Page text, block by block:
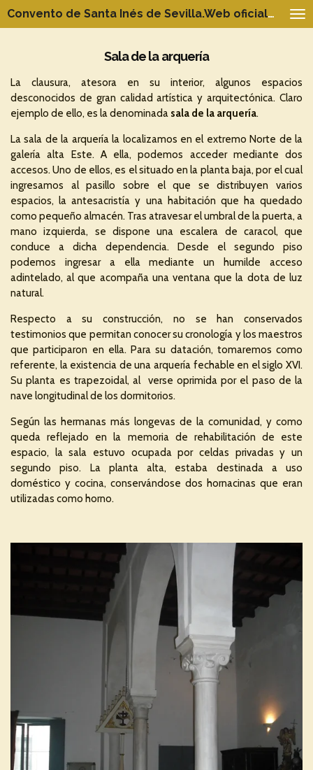
Ir
al
Convento de Santa Inés de Sevilla.Web oficial del Patrimonio
Sala de la arquería
La clausura, atesora en su interior, algunos espacios
desconocidos de gran calidad artística y arquitectónica. Claro
ejemplo de ello, es la denominada sala de la arquería.
La sala de la arquería la localizamos en el extremo Norte de la
galería alta Este. A ella, podemos acceder mediante dos
accesos. Uno de ellos, es el situado en la planta baja, por el cual
ingresamos al pasillo sobre el que se distribuyen varios
espacios, la antesacristía y una habitación que ha quedado
como pequeño almacén. Tras atravesar el umbral de la puerta, a
mano izquierda, se dispone una escalera de caracol, que
conduce a dicha dependencia. Desde el segundo piso
podemos ingresar a ella mediante un humilde acceso
adintelado, al que acompaña una ventana que la dota de luz
natural.
Respecto a su construcción, no se han conservados
testimonios que permitan conocer su cronología y los maestros
que participaron en ella. Para su datación, tomaremos como
referente, la existencia de una arquería fechable en el siglo XVI.
Su planta es trapezoidal, al verse oprimida por el paso de la
nave longitudinal de los dormitorios.
Según las hermanas más longevas de la comunidad, y como
queda reflejado en la memoria de rehabilitación de este
espacio, la sala estuvo ocupada por celdas privadas y un
segundo piso. La planta alta, estaba destinada a uso
doméstico y cocina, conservándose dos hornacinas que eran
utilizadas como horno.